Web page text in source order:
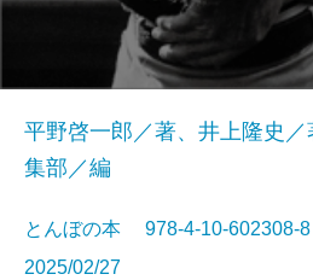
平野啓一郎／著、井上隆史
集部／編
とんぼの本 978-4-10-
2025/02/27